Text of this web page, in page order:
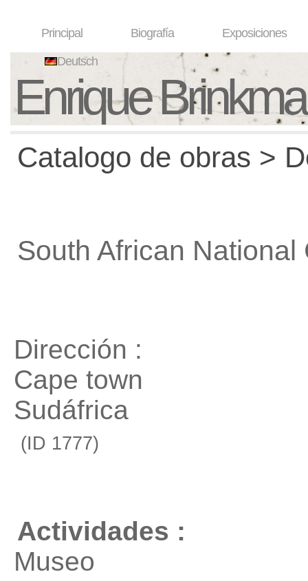
Principal Biografía Exposiciones
Deutsch
Enrique
Catalogo de obras >
South African National
Dirección :
Cape town
Sudáfrica
(ID 1777)
Actividades :
Museo